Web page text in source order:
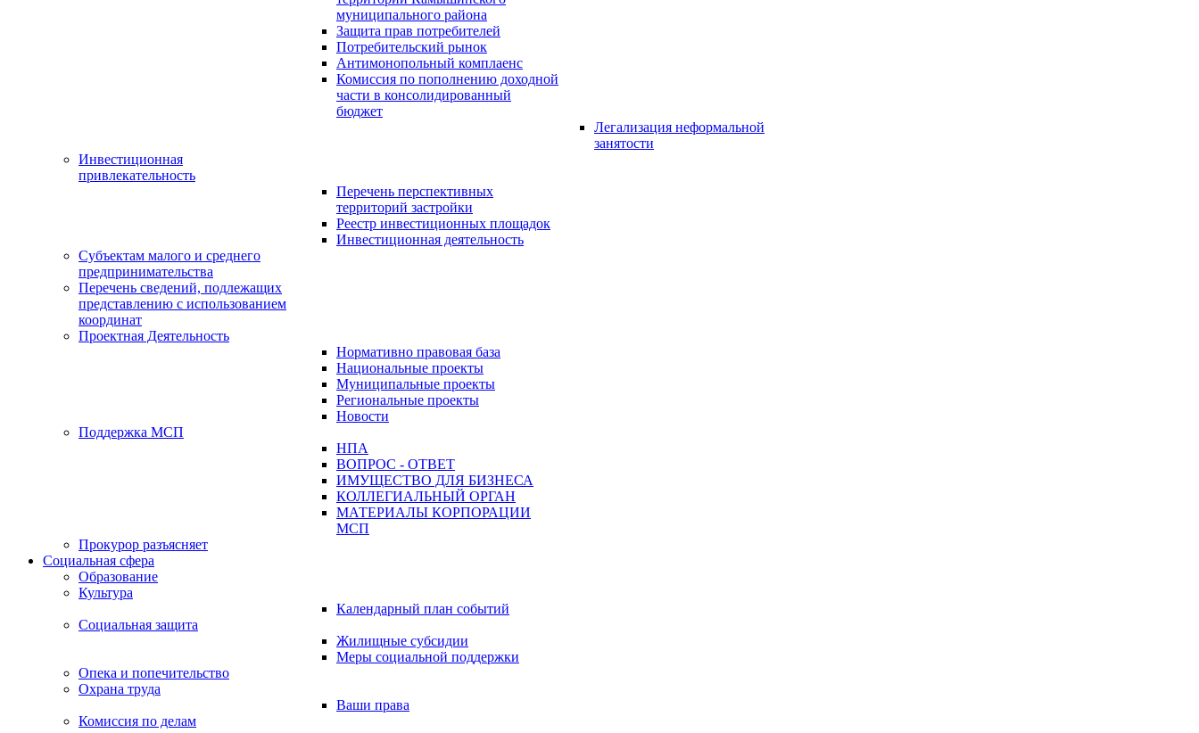
муниципального района
Защита прав потребителей
Потребительский рынок
Антимонопольный комплаенс
Комиссия по пополнению доходной
части в консолидированный
бюджет
Легализация неформальной
занятости
Инвестиционная
привлекательность
Перечень перспективных
территорий застройки
Реестр инвестиционных площадок
Инвестиционная деятельность
Субъектам малого и среднего
предпринимательства
Перечень сведений, подлежащих
представлению с использованием
координат
Проектная Деятельность
Нормативно правовая база
Национальные проекты
Муниципальные проекты
Региональные проекты
Новости
Поддержка МСП
НПА
ВОПРОС - ОТВЕТ
ИМУЩЕСТВО ДЛЯ БИЗНЕСА
КОЛЛЕГИАЛЬНЫЙ ОРГАН
МАТЕРИАЛЫ КОРПОРАЦИИ
МСП
Прокурор разъясняет
Социальная сфера
Образование
Культура
Календарный план событий
Социальная защита
Жилищные субсидии
Меры социальной поддержки
Опека и попечительство
Охрана труда
Ваши права
Комиссия по делам